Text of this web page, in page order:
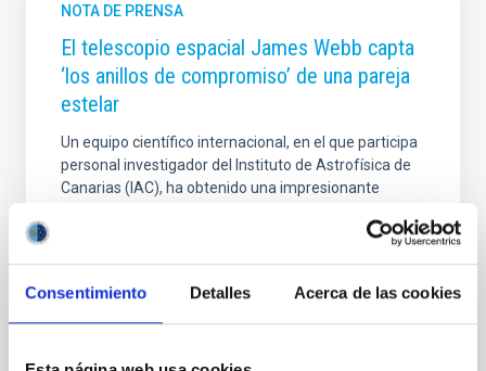
Consentimiento Detalles Acerca de las cookies
NOTA DE PRENSA
El telescopio espacial James Webb capta
‘los anillos de compromiso’ de una pareja
estelar
Un equipo científico internacional, en el que participa
personal investigador del Instituto de Astrofísica de
Canarias (IAC), ha obtenido una impresionante
al telescopio espacial James Webb (JWST), en la que
nebulosas estudiadas por el astrónomo William
Herschel, quien observó con su telescopio (el más